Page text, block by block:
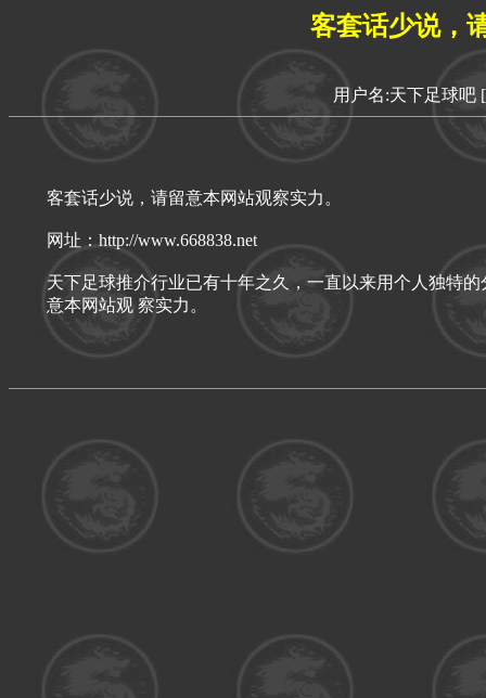
客套话少说，
用户名:天下足球吧
客套话少说，请留意本网站观察实力。
网址：http://www.668838.net
天下足球推介行业已有十年之久，一直以来用个人独特
意本网站观 察实力。